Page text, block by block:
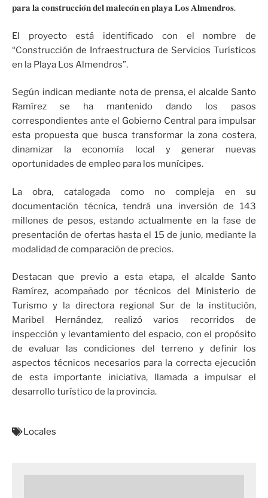
𝐩𝐚𝐫𝐚 𝐥𝐚 𝐜𝐨𝐧𝐬𝐭𝐫𝐮𝐜𝐜𝐢𝐨́𝐧 𝐝𝐞𝐥 𝐦𝐚𝐥𝐞𝐜𝐨́𝐧 𝐞𝐧 𝐩𝐥𝐚𝐲𝐚 𝐋𝐨𝐬 𝐀𝐥𝐦𝐞𝐧𝐝𝐫𝐨𝐬.
El proyecto está identificado con el nombre de
“Construcción de Infraestructura de Servicios Turísticos
en la Playa Los Almendros”.
Según indican mediante nota de prensa, el alcalde Santo
Ramírez se ha mantenido dando los pasos
correspondientes ante el Gobierno Central para impulsar
esta propuesta que busca transformar la zona costera,
dinamizar la economía local y generar nuevas
oportunidades de empleo para los munícipes.
La obra, catalogada como no compleja en su
documentación técnica, tendrá una inversión de 143
millones de pesos, estando actualmente en la fase de
presentación de ofertas hasta el 15 de junio, mediante la
modalidad de comparación de precios.
Destacan que previo a esta etapa, el alcalde Santo
Ramírez, acompañado por técnicos del Ministerio de
Turismo y la directora regional Sur de la institución,
Maribel Hernández, realizó varios recorridos de
inspección y levantamiento del espacio, con el propósito
de evaluar las condiciones del terreno y definir los
aspectos técnicos necesarios para la correcta ejecución
de esta importante iniciativa, llamada a impulsar el
desarrollo turístico de la provincia.
Locales